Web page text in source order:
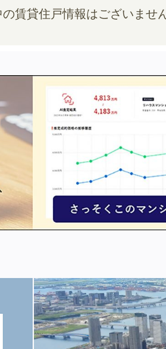
賃貸住戸情報はございませ